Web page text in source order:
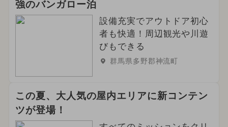
強のバンガロー泊
設備充実でアウトドア初心
者も快適！周辺観光や川遊
びもできる
群馬県多野郡神流町
この夏、大人気の屋内エリアに新コンテン
ツが登場！